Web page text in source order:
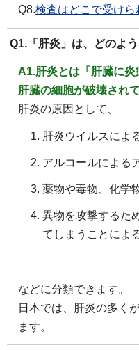
Q8.検査はどこで受けら
Q1.「肝炎」は、どのよ
A1.肝炎とは「肝臓に
肝臓の細胞が破壊され
肝炎の原因として、
肝炎ウイルスによ
アルコールによる
薬物や毒物、化学
異物を攻撃するた
てしまうことによ
などに分類できます。
日本では、肝炎の多く
ます。